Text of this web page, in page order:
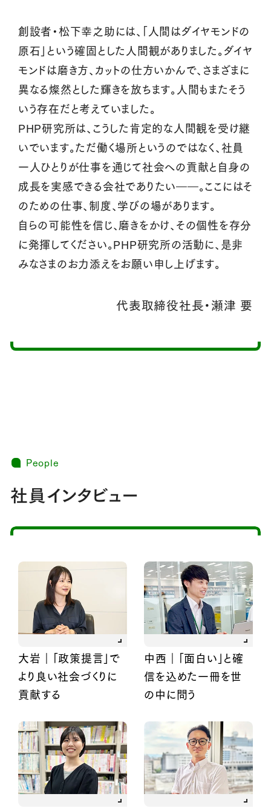
創設者・松下幸之助には、「人間はダイヤモンドの
原石」という確固とした人間観がありました。ダイヤ
モンドは磨き方、カットの仕方いかんで、さまざまに
異なる燦然とした輝きを放ちます。人間もまたそう
いう存在だと考えていました。
PHP研究所は、こうした肯定的な人間観を受け継
いでいます。ただ働く場所というのではなく、社員
一人ひとりが仕事を通じて社会への貢献と自身の
成長を実感できる会社でありたい――。ここにはそ
のための仕事、制度、学びの場があります。
自らの可能性を信じ、磨きをかけ、その個性を存分
に発揮してください。PHP研究所の活動に、是非
みなさまのお力添えをお願い申し上げます。
代表取締役社長・瀬津 要
People
社員インタビュー
大岩｜「政策提言」で
より良い社会づくりに
貢献する
中西｜「面白い」と確
信を込めた一冊を世
の中に問う